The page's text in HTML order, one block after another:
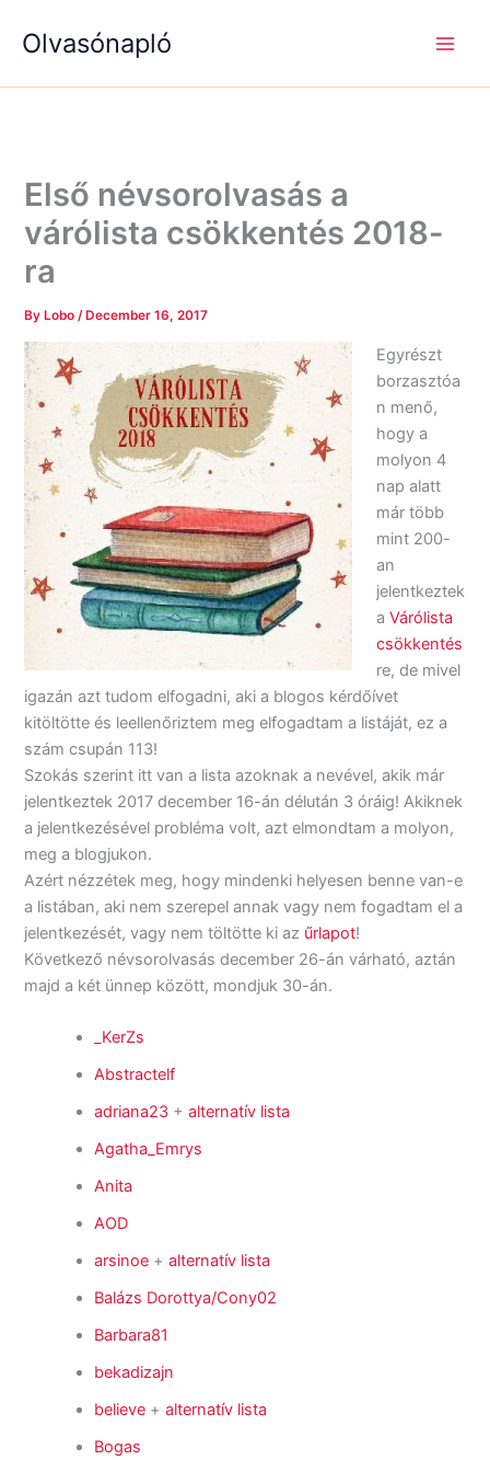
Olvasónapló
Első névsorolvasás a
várólista csökkentés 2018-
ra
By Lobo/ December 16, 2017
Egyrészt
borzasztóa
n menő,
hogy a
molyon 4
nap alatt
már több
mint 200-
an
jelentkeztek
aVárólista
csökkentés
re, de mivel
igazán azt tudom elfogadni, aki a blogos kérdőívet
kitöltötte és leellenőriztem meg elfogadtam a listáját, ez a
szám csupán 113!
Szokás szerint itt van a lista azoknak a nevével, akik már
jelentkeztek 2017 december 16-án délután 3 óráig! Akiknek
a jelentkezésével probléma volt, azt elmondtam a molyon,
meg a blogjukon.
Azért nézzétek meg, hogy mindenki helyesen benne van-e
a listában, aki nem szerepel annak vagy nem fogadtam el a
jelentkezését, vagy nem töltötte ki az űrlapot!
Következő névsorolvasás december 26-án várható, aztán
majd a két ünnep között, mondjuk 30-án.
_KerZs
Abstractelf
adriana23 +alternatív lista
Agatha_Emrys
Anita
AOD
arsinoe +alternatív lista
Balázs Dorottya/Cony02
Barbara81
bekadizajn
believe +alternatív lista
Bogas
e
a
é
g
k
é
g
k